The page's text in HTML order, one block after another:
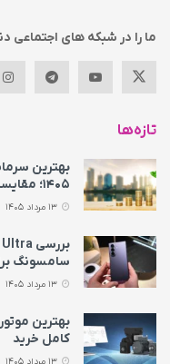
ما را در شبکه های اجتماعی
تازه‌ها
۱۴۰۵؛ مقایسه کامل گزینه‌های سودآور
سامسونگ برای
بهترین
کامل خرید